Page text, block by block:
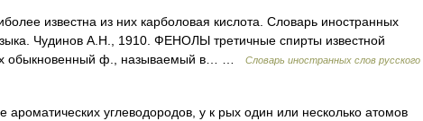
известна из них карболовая кислота. Словарь иностранных
Чудинов А.Н., 1910. ФЕНОЛЫ третичные спирты известной
обыкновенный ф., называемый в… …
Словарь иностранных слов русского
углеводородов, у к рых один или несколько атомов